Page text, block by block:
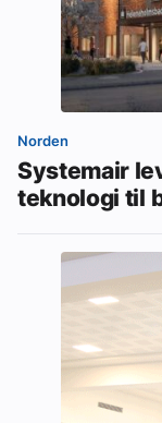
Norden
Systemair
teknologi til